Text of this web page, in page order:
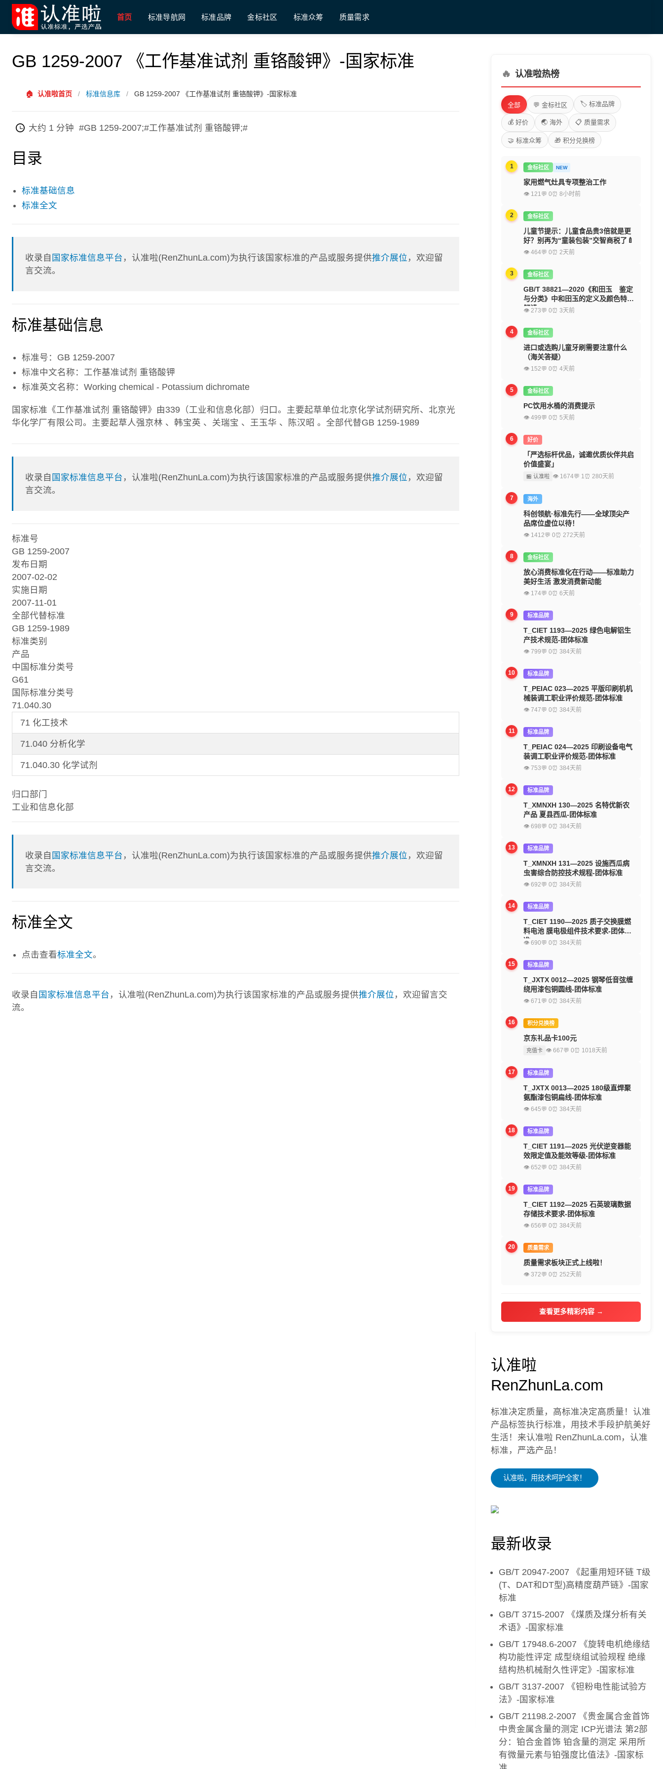
首页 标准导航网 标准品牌 金标社区 标准众筹 质量需求
GB 1259-2007 《工作基准试剂 重铬酸钾》-国家标准
🏠 认准啦首页 / 标准信息库 / GB 1259-2007 《工作基准试剂 重铬酸钾》-国家标准
大约 1 分钟 #GB 1259-2007;#工作基准试剂 重铬酸钾;#
目录
标准基础信息
标准全文
收录自 国家标准信息平台 ，认准啦(RenZhunLa.com)为执行该国家标准的产品或服务提供推介展位 ，欢迎留
言交流。
标准基础信息
标准号：GB 1259-2007
标准中文名称：工作基准试剂 重铬酸钾
标准英文名称：Working chemical - Potassium dichromate
国家标准《工作基准试剂 重铬酸钾》由339（工业和信息化部）归口。主要起草单位北京化学试剂研究所、北京光
华化学厂有限公司。主要起草人强京林 、韩宝英 、关瑞宝 、王玉华 、陈汉昭 。全部代替GB 1259-1989
收录自 国家标准信息平台 ，认准啦(RenZhunLa.com)为执行该国家标准的产品或服务提供推介展位 ，欢迎留
言交流。
标准号
GB 1259-2007
发布日期
2007-02-02
实施日期
2007-11-01
全部代替标准
GB 1259-1989
标准类别
产品
中国标准分类号
G61
国际标准分类号
71.040.30
71 化工技术
71.040 分析化学
71.040.30 化学试剂
归口部门
工业和信息化部
收录自 国家标准信息平台 ，认准啦(RenZhunLa.com)为执行该国家标准的产品或服务提供推介展位 ，欢迎留
言交流。
标准全文
点击查看标准全文。
收录自 国家标准信息平台 ，认准啦(RenZhunLa.com)为执行该国家标准的产品或服务提供推介展位 ，欢迎留言交
流。
🔥 认准啦热榜
全部 💬 金标社区 🏷️ 标准品牌
💰 好价 🌏 海外 📋 质量需求
🤝 标准众筹 🎁 积分兑换榜
1 金标社区 NEW
家用燃气灶具专项整治工作
👁 121💬 0⏰ 8小时前
2 金标社区
儿童节提示：儿童食品贵3倍就是更
好？别再为“童装包装”交智商税了🍼
👁 464💬 0⏰ 2天前
3 金标社区
GB/T 38821—2020《和田玉 鉴定
与分类》中和田玉的定义及颜色特征
解读
👁 273💬 0⏰ 3天前
4 金标社区
进口或选购儿童牙刷需要注意什么
（海关答疑）
👁 152💬 0⏰ 4天前
5 金标社区
PC饮用水桶的消费提示
👁 499💬 0⏰ 5天前
6 好价
「严选标杆优品，诚邀优质伙伴共启
价值盛宴」
🏪 认准啦 👁 1674💬 1⏰ 280天前
7 海外
科创领航·标准先行——全球顶尖产
品席位虚位以待！
👁 1412💬 0⏰ 272天前
8 金标社区
放心消费标准化在行动——标准助力
美好生活 激发消费新动能
👁 174💬 0⏰ 6天前
9 标准品牌
T_CIET 1193—2025 绿色电解铝生
产技术规范-团体标准
👁 799💬 0⏰ 384天前
10 标准品牌
T_PEIAC 023—2025 平版印刷机机
械装调工职业评价规范-团体标准
👁 747💬 0⏰ 384天前
11 标准品牌
T_PEIAC 024—2025 印刷设备电气
装调工职业评价规范-团体标准
👁 753💬 0⏰ 384天前
12 标准品牌
T_XMNXH 130—2025 名特优新农
产品 夏县西瓜-团体标准
👁 698💬 0⏰ 384天前
13 标准品牌
T_XMNXH 131—2025 设施西瓜病
虫害综合防控技术规程-团体标准
👁 692💬 0⏰ 384天前
14 标准品牌
T_CIET 1190—2025 质子交换膜燃
料电池 膜电极组件技术要求-团体标
准
👁 690💬 0⏰ 384天前
15 标准品牌
T_JXTX 0012—2025 钢琴低音弦缠
绕用漆包铜圆线-团体标准
👁 671💬 0⏰ 384天前
16 积分兑换榜
京东礼品卡100元
充值卡 👁 667💬 0⏰ 1018天前
17 标准品牌
T_JXTX 0013—2025 180级直焊聚
氨酯漆包铜扁线-团体标准
👁 645💬 0⏰ 384天前
18 标准品牌
T_CIET 1191—2025 光伏逆变器能
效限定值及能效等级-团体标准
👁 652💬 0⏰ 384天前
19 标准品牌
T_CIET 1192—2025 石英玻璃数据
存储技术要求-团体标准
👁 656💬 0⏰ 384天前
20 质量需求
质量需求板块正式上线啦！
👁 372💬 0⏰ 252天前
查看更多精彩内容 →
认准啦
RenZhunLa.com
标准决定质量，高标准决定高质量！认准
产品标签执行标准，用技术手段护航美好
生活！来认准啦 RenZhunLa.com，认准
标准，严选产品！
认准啦，用技术呵护全家！
最新收录
GB/T 20947-2007 《起重用短环链 T级
(T、DAT和DT型)高精度葫芦链》-国家
标准
GB/T 3715-2007 《煤质及煤分析有关
术语》-国家标准
GB/T 17948.6-2007 《旋转电机绝缘结
构功能性评定 成型绕组试验规程 绝缘
结构热机械耐久性评定》-国家标准
GB/T 3137-2007 《钽粉电性能试验方
法》-国家标准
GB/T 21198.2-2007 《贵金属合金首饰
中贵金属含量的测定 ICP光谱法 第2部
分：铂合金首饰 铂含量的测定 采用所
有微量元素与铂强度比值法》-国家标